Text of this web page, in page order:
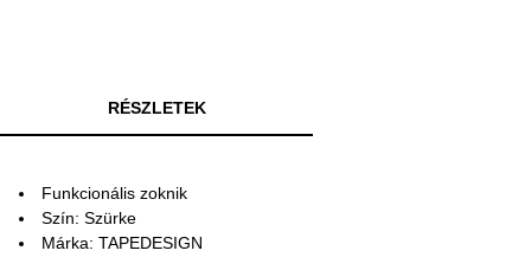
RÉSZLETEK
Funkcionális zoknik
Szín: Szürke
Márka: TAPEDESIGN